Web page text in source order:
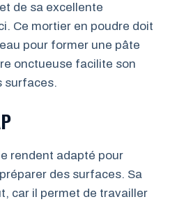
et de sa excellente
Ce mortier en poudre doit
pour former une pâte
onctueuse facilite son
surfaces.
rendent adapté pour
des surfaces. Sa
car il permet de travailler